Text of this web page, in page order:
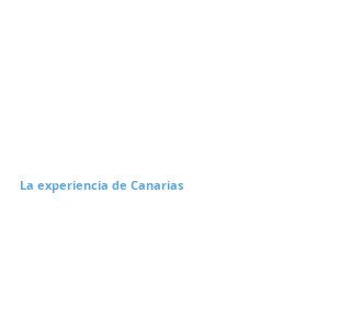
La experiencia de Canarias